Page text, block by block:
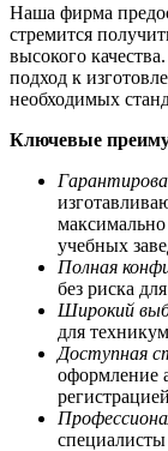
Наша фирма
стремится
высокого
подход к
необходимых
Ключевые
учебных
Полная
без риска
Широкий
для
Доступная
оформление